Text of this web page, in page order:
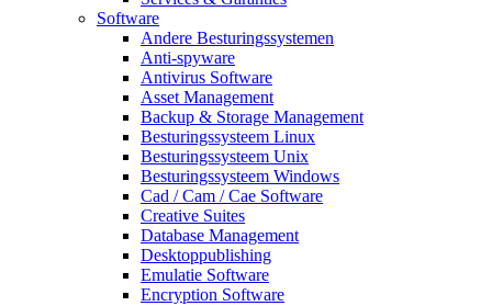
Software
Andere Besturingssystemen
Anti-spyware
Antivirus Software
Asset Management
Backup & Storage Management
Besturingssysteem Linux
Besturingssysteem Unix
Besturingssysteem Windows
Cad / Cam / Cae Software
Creative Suites
Database Management
Desktoppublishing
Emulatie Software
Encryption Software